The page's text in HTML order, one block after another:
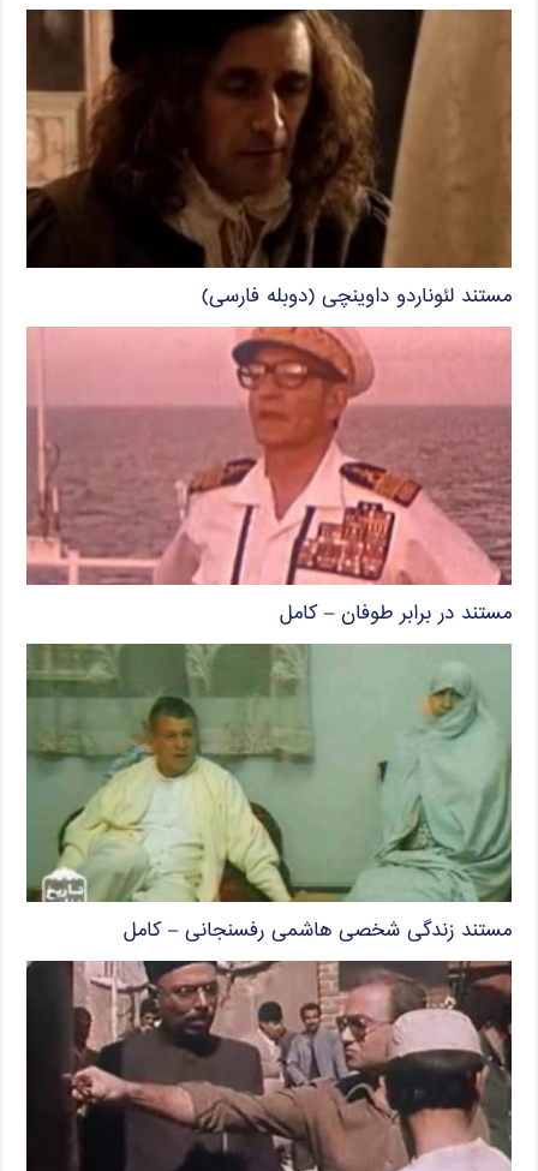
مستند لئوناردو داوینچی (دوبله فارسی)
مستند در برابر طوفان – کامل
مستند زندگی شخصی هاشمی رفسنجانی – کامل